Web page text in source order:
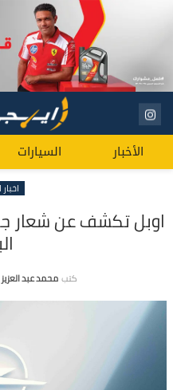
الأخبار السيارات
اوبل تكشف عن شعار
كتب محمد عبد العزيز